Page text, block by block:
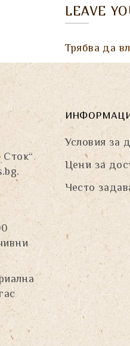
LEAVE
Трябва да
.
Условия за
Цени за
Често